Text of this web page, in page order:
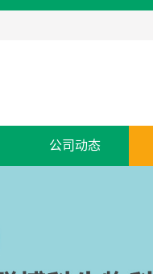
公司动态